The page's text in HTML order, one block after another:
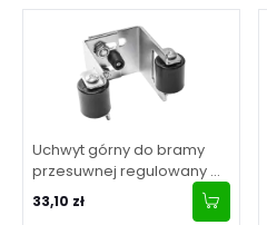
Uchwyt górny do bramy
przesuwnej regulowany w
zakresie 55-90 mm
33,10 zł